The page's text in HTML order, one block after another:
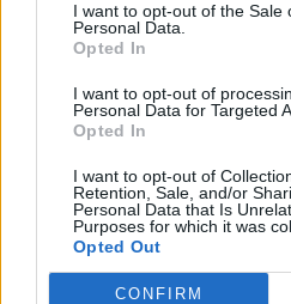
I want to opt-out of the Sale
Personal Data.
Opted In
I want to opt-out of
Personal Data for Targeted
Opted In
I want to opt-out of
Retention, Sale, and/or
Personal Data that Is
Purposes for which it was
Opted Out
CONFIRM